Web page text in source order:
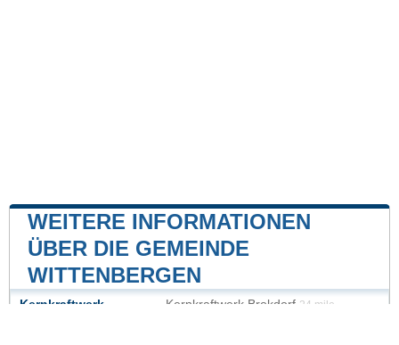
WEITERE INFORMATIONEN
ÜBER DIE GEMEINDE
WITTENBERGEN
Kernkraftwerk Kernkraftwerk Brokdorf 24 mile